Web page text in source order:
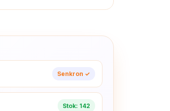
Senkron ✓
Stok: 142